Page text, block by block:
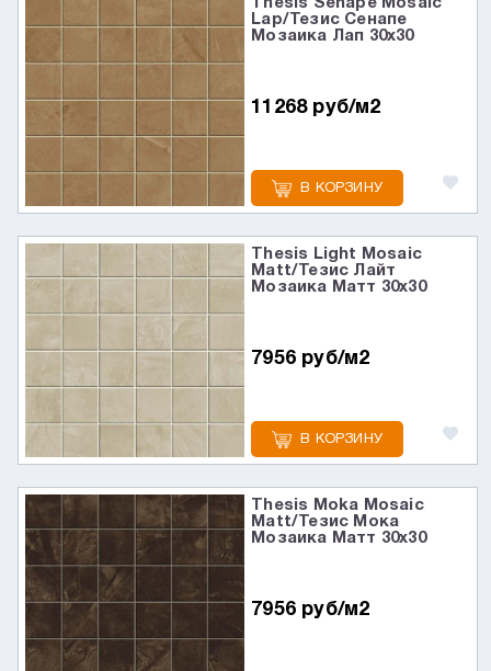
Thesis Senape Mosaic
Lap/Тезис Сенапе
Мозаика Лап 30x30
11268 руб/м2
В КОРЗИНУ
Thesis Light Mosaic
Matt/Тезис Лайт
Мозаика Матт 30x30
7956 руб/м2
В КОРЗИНУ
Thesis Moka Mosaic
Matt/Тезис Мока
Мозаика Матт 30x30
7956 руб/м2